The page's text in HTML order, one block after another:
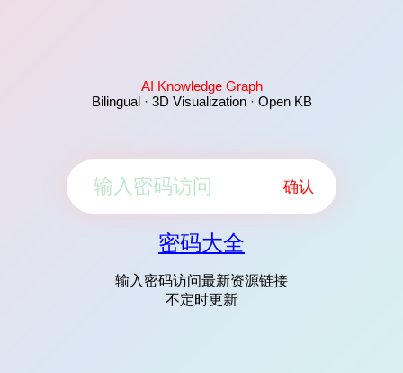
AI Knowledge Graph
Bilingual · 3D Visualization · Open KB
确认
密码大全
输入密码访问最新资源链接
不定时更新